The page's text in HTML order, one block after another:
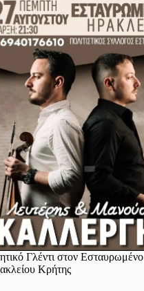
Γλέντι στον Εσταυρωμένο
Κρήτης